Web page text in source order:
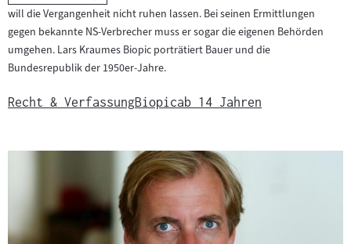
will die Vergangenheit nicht ruhen lassen. Bei seinen Ermittlungen
gegen bekannte NS-Verbrecher muss er sogar die eigenen Behörden
umgehen. Lars Kraumes Biopic porträtiert Bauer und die
Bundesrepublik der 1950er-Jahre.
Recht & VerfassungBiopicab 14 Jahren